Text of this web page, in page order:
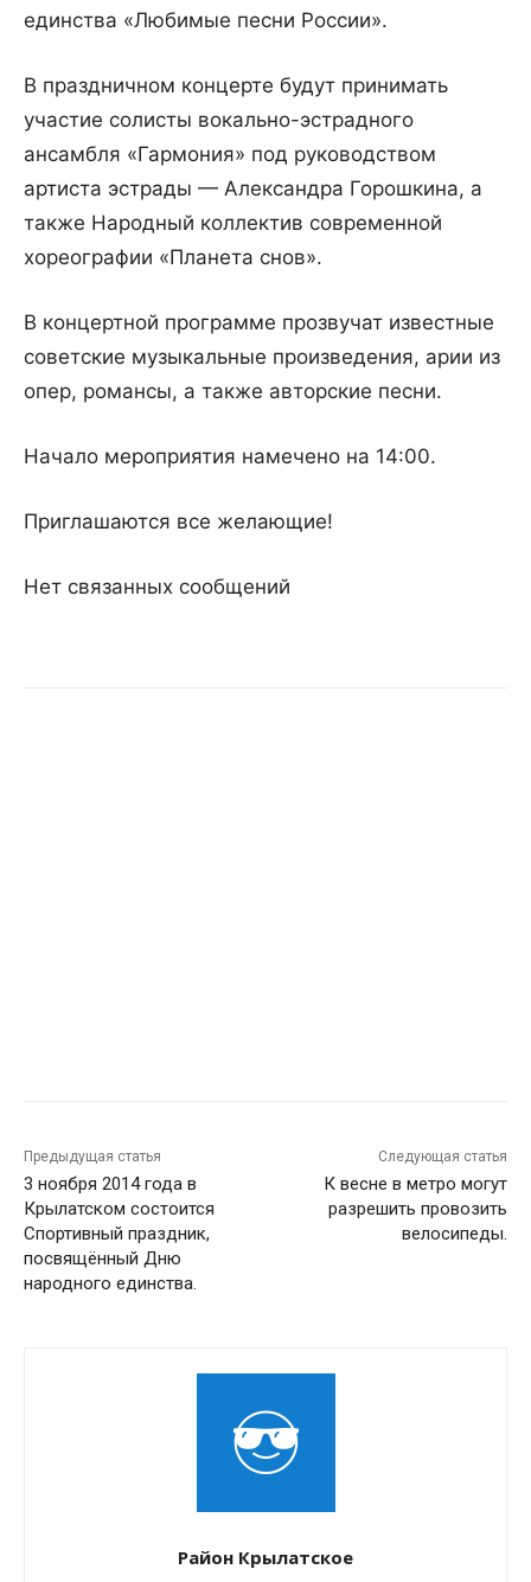
единства «Любимые песни России».
В праздничном концерте будут принимать
участие солисты вокально-эстрадного
ансамбля «Гармония» под руководством
артиста эстрады — Александра Горошкина, а
также Народный коллектив современной
хореографии «Планета снов».
В концертной программе прозвучат известные
советские музыкальные произведения, арии из
опер, романсы, а также авторские песни.
Начало мероприятия намечено на 14:00.
Приглашаются все желающие!
Нет связанных сообщений
Предыдущая статья
3 ноября 2014 года в
Крылатском состоится
Спортивный праздник,
посвящённый Дню
народного единства.
Следующая статья
К весне в метро могут
разрешить провозить
велосипеды.
Район Крылатское